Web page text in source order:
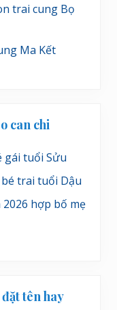
trai cung Bọ
Ma Kết
can chi
gái tuổi Sửu
trai tuổi Dậu
hợp bố mẹ
tên hay